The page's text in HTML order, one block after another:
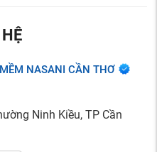
NASANI CẦN THƠ
Ninh Kiều, TP Cần